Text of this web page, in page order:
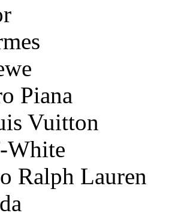
Piana
Vuittоn
White
Ralph Lauren